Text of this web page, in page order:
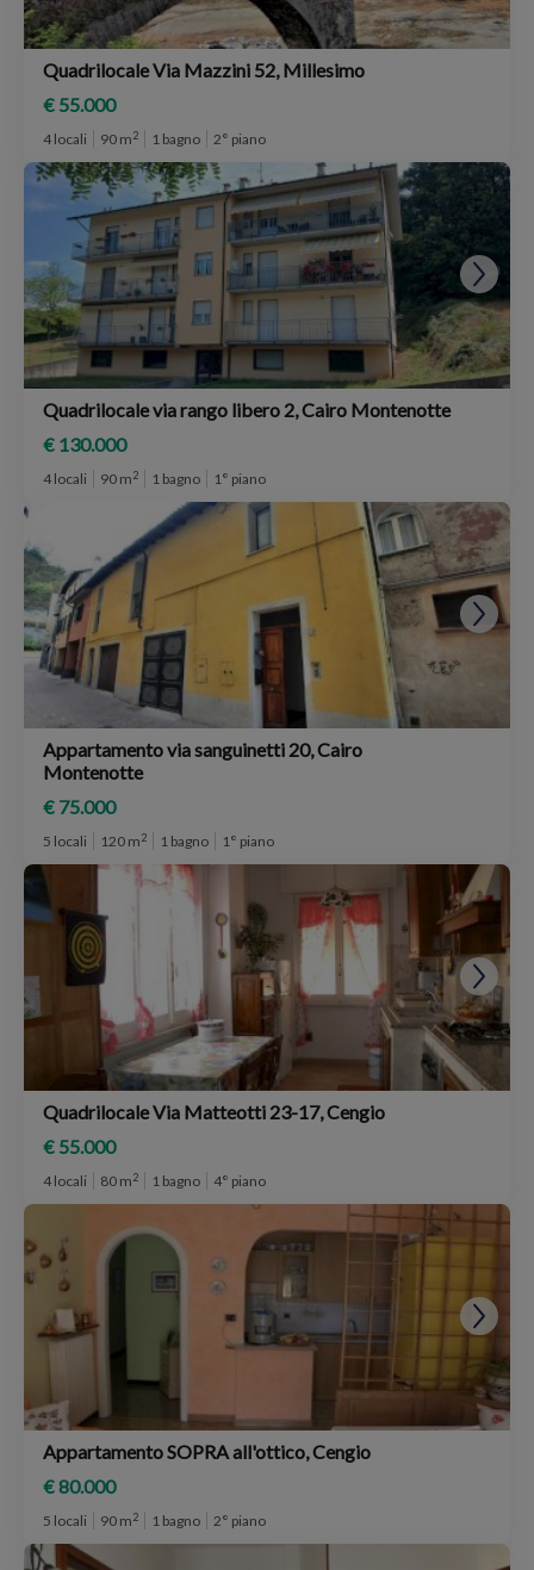
Quadrilocale Via Mazzini 52, Millesimo
€ 55.000
4 locali 90 m2 1 bagno 2° piano
Quadrilocale via rango libero 2, Cairo Montenotte
€ 130.000
4 locali 90 m2 1 bagno 1° piano
Appartamento via sanguinetti 20, Cairo
Montenotte
€ 75.000
5 locali 120 m2 1 bagno 1° piano
Quadrilocale Via Matteotti 23-17, Cengio
€ 55.000
4 locali 80 m2 1 bagno 4° piano
Appartamento SOPRA all'ottico, Cengio
€ 80.000
5 locali 90 m2 1 bagno 2° piano